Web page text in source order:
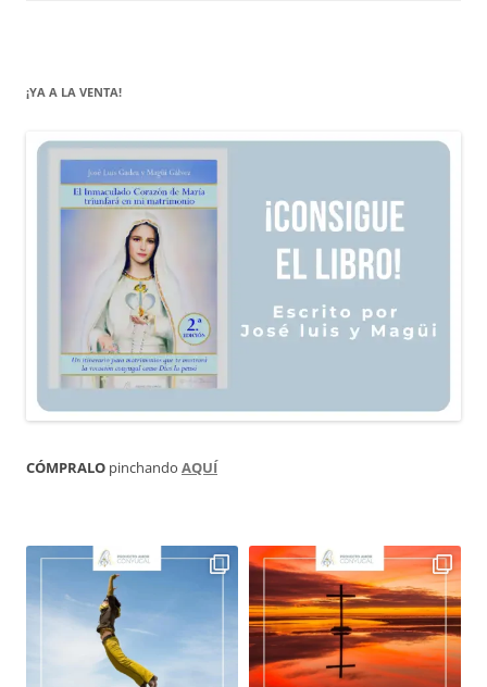
¡YA A LA VENTA!
CÓMPRALO pinchando AQUÍ